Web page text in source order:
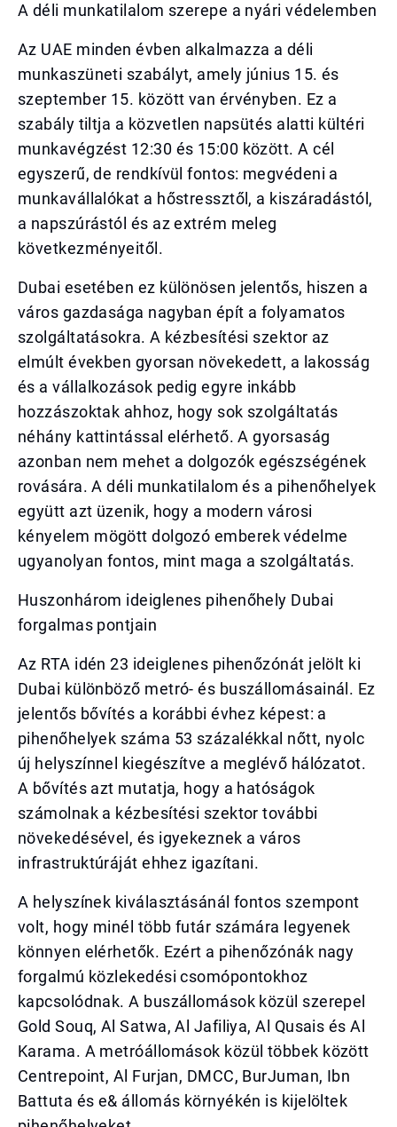
A déli munkatilalom szerepe a nyári védelemben
Az UAE minden évben alkalmazza a déli
munkaszüneti szabályt, amely június 15. és
szeptember 15. között van érvényben. Ez a
szabály tiltja a közvetlen napsütés alatti kültéri
munkavégzést 12:30 és 15:00 között. A cél
egyszerű, de rendkívül fontos: megvédeni a
munkavállalókat a hőstressztől, a kiszáradástól,
a napszúrástól és az extrém meleg
következményeitől.
Dubai esetében ez különösen jelentős, hiszen a
város gazdasága nagyban épít a folyamatos
szolgáltatásokra. A kézbesítési szektor az
elmúlt években gyorsan növekedett, a lakosság
és a vállalkozások pedig egyre inkább
hozzászoktak ahhoz, hogy sok szolgáltatás
néhány kattintással elérhető. A gyorsaság
azonban nem mehet a dolgozók egészségének
rovására. A déli munkatilalom és a pihenőhelyek
együtt azt üzenik, hogy a modern városi
kényelem mögött dolgozó emberek védelme
ugyanolyan fontos, mint maga a szolgáltatás.
Huszonhárom ideiglenes pihenőhely Dubai
forgalmas pontjain
Az RTA idén 23 ideiglenes pihenőzónát jelölt ki
Dubai különböző metró- és buszállomásainál. Ez
jelentős bővítés a korábbi évhez képest: a
pihenőhelyek száma 53 százalékkal nőtt, nyolc
új helyszínnel kiegészítve a meglévő hálózatot.
A bővítés azt mutatja, hogy a hatóságok
számolnak a kézbesítési szektor további
növekedésével, és igyekeznek a város
infrastruktúráját ehhez igazítani.
A helyszínek kiválasztásánál fontos szempont
volt, hogy minél több futár számára legyenek
könnyen elérhetők. Ezért a pihenőzónák nagy
forgalmú közlekedési csomópontokhoz
kapcsolódnak. A buszállomások közül szerepel
Gold Souq, Al Satwa, Al Jafiliya, Al Qusais és Al
Karama. A metróállomások közül többek között
Centrepoint, Al Furjan, DMCC, BurJuman, Ibn
Battuta és e& állomás környékén is kijelöltek